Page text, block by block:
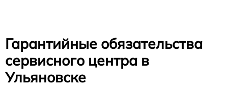
Гарантийные обязательства
сервисного центра в
Ульяновске